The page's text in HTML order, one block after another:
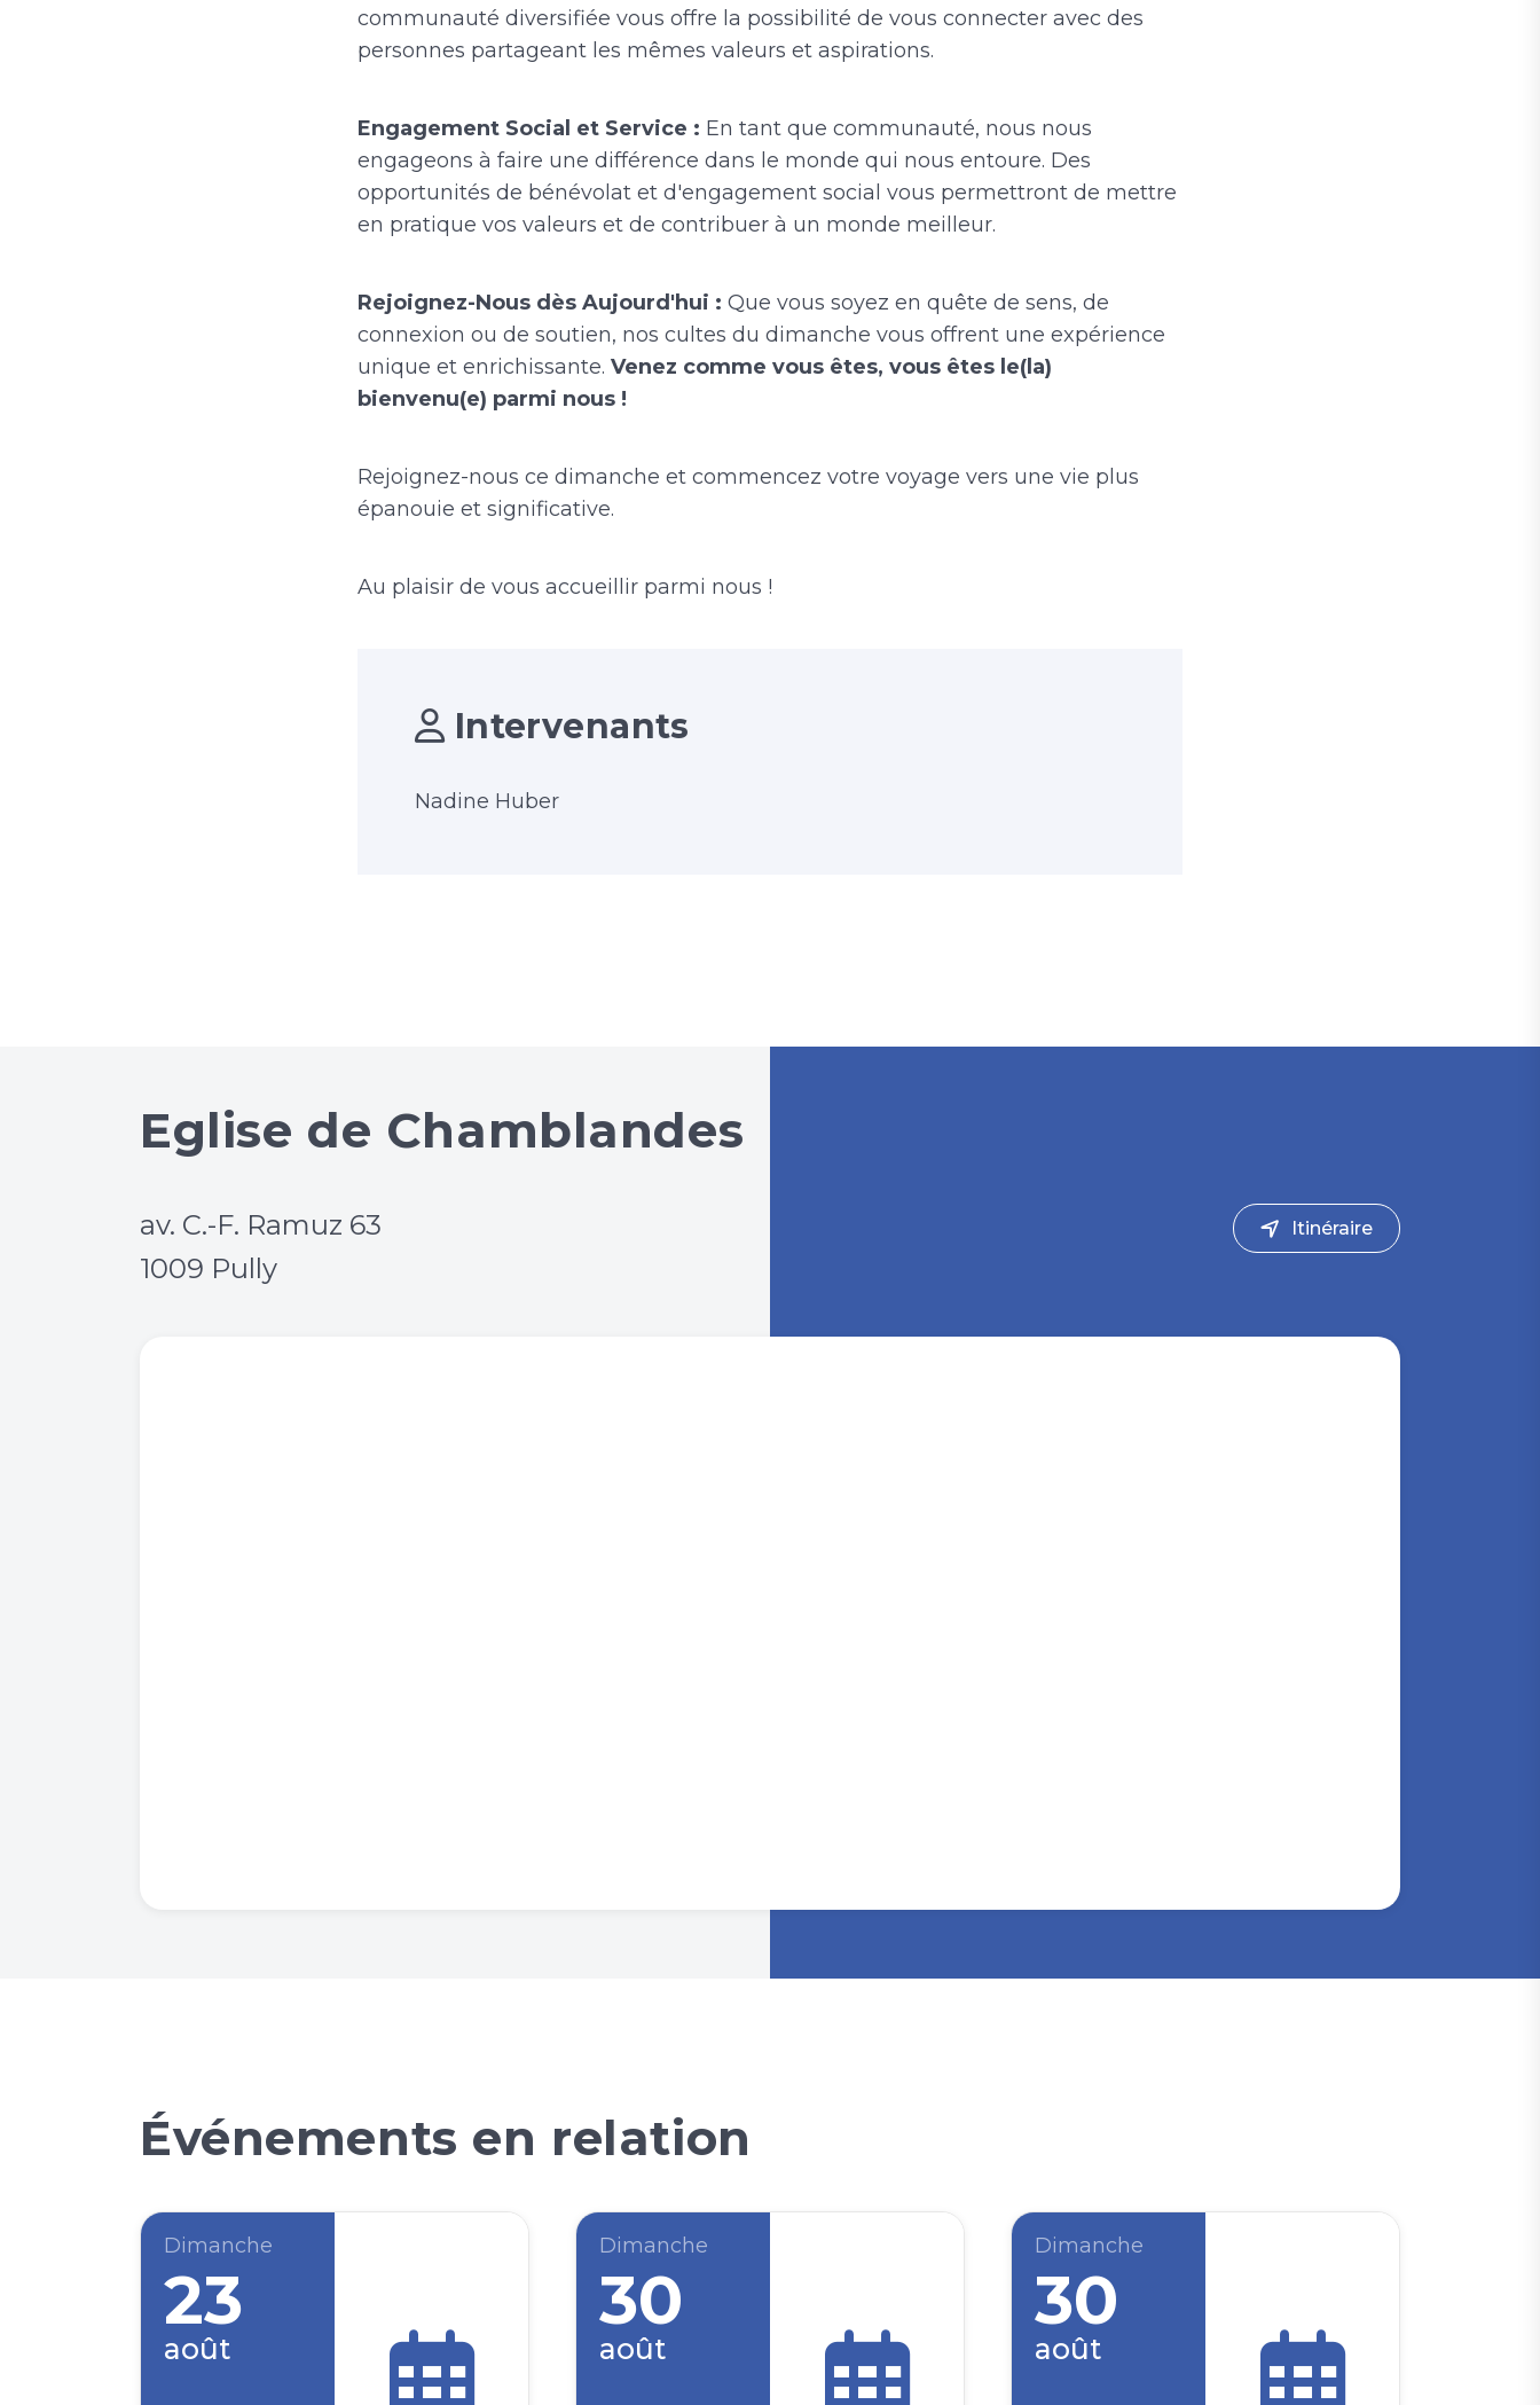
communauté diversifiée vous offre la possibilité de vous connecter avec des
personnes partageant les mêmes valeurs et aspirations.
Engagement Social et Service : En tant que communauté, nous nous
engageons à faire une différence dans le monde qui nous entoure. Des
opportunités de bénévolat et d'engagement social vous permettront de mettre
en pratique vos valeurs et de contribuer à un monde meilleur.
Rejoignez-Nous dès Aujourd'hui : Que vous soyez en quête de sens, de
connexion ou de soutien, nos cultes du dimanche vous offrent une expérience
unique et enrichissante. Venez comme vous êtes, vous êtes le(la)
bienvenu(e) parmi nous !
Rejoignez-nous ce dimanche et commencez votre voyage vers une vie plus
épanouie et significative.
Au plaisir de vous accueillir parmi nous !
Intervenants
Nadine Huber
Eglise de Chamblandes
av. C.-F. Ramuz 63
1009 Pully
Itinéraire
Événements en relation
Dimanche
23
août
Dimanche
30
août
Dimanche
30
août